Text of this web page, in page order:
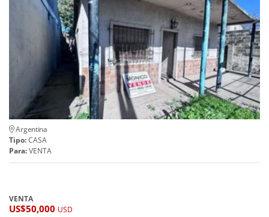
Argentina
Tipo:CASA
Para:VENTA
VENTA
US$50,000 USD